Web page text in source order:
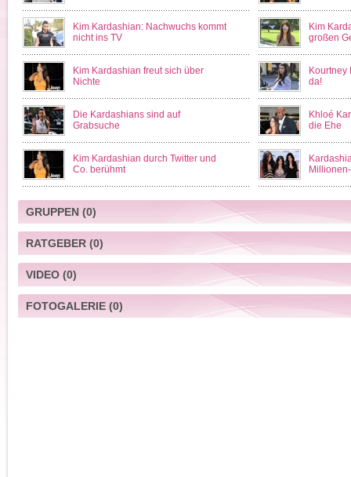
Kim Kardashian: Nachwuchs kommt
nicht ins TV
Kim
großen
Kim Kardashian freut sich über
Nichte
Kourtney
da!
Die Kardashians sind auf
Grabsuche
Khloé
die Ehe
Kim Kardashian durch Twitter und
Co. berühmt
GRUPPEN(0)
RATGEBER(0)
VIDEO(0)
FOTOGALERIE(0)